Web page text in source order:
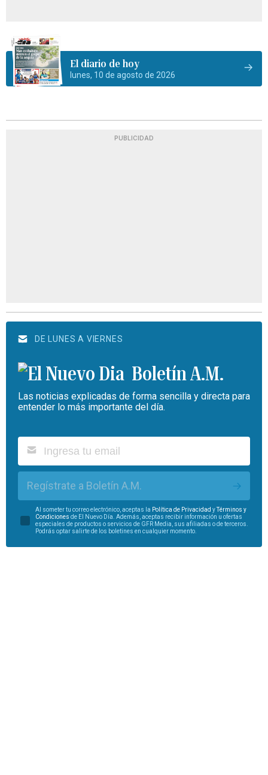
El diario de hoy
lunes, 10 de agosto de 2026
PUBLICIDAD
DE LUNES A VIERNES
Boletín A.M.
Las noticias explicadas de forma sencilla y directa para
entender lo más importante del día.
Regístrate a Boletín A.M.
Al someter tu correo electrónico, aceptas la Política de Privacidad y
Términos y
Condiciones de El Nuevo Día. Además, aceptas recibir información u ofertas
especiales de productos o servicios de GFR Media, sus afiliadas o de terceros.
Podrás optar salirte de los boletines en cualquier momento.